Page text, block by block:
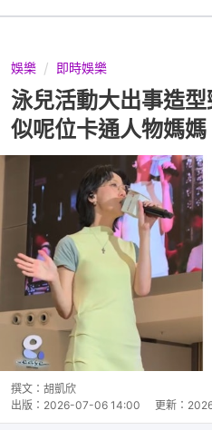
娛樂 即時娛樂
泳兒活動大出事造
似呢位卡通人物媽媽
撰文： 胡凱欣
出版： 2026-07-06 14:00 更新：